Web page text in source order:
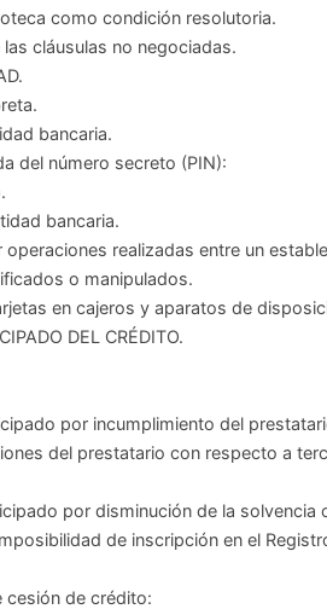
como condición resolutoria.
cláusulas no negociadas.
bancaria.
del número secreto (PIN):
bancaria.
realizadas entre un
o manipulados.
en cajeros y aparatos de
DEL CRÉDITO.
por incumplimiento del
del prestatario con respecto a
por disminución de la solvencia
de inscripción en el
cesión de crédito: